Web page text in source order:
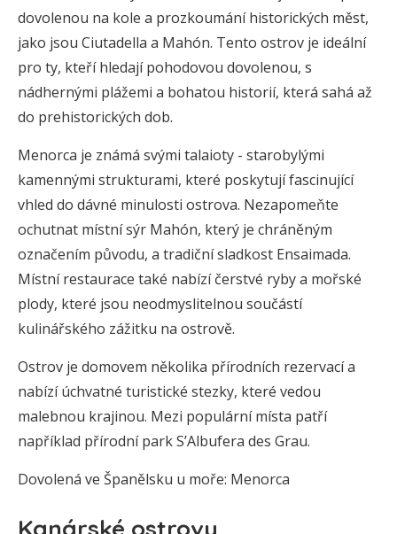
dovolenou na kole a prozkoumání historických měst,
jako jsou Ciutadella a Mahón. Tento ostrov je ideální
pro ty, kteří hledají pohodovou dovolenou, s
nádhernými plážemi a bohatou historií, která sahá až
do prehistorických dob.
Menorca je známá svými talaioty - starobylými
kamennými strukturami, které poskytují fascinující
vhled do dávné minulosti ostrova. Nezapomeňte
ochutnat místní sýr Mahón, který je chráněným
označením původu, a tradiční sladkost Ensaimada.
Místní restaurace také nabízí čerstvé ryby a mořské
plody, které jsou neodmyslitelnou součástí
kulinářského zážitku na ostrově.
Ostrov je domovem několika přírodních rezervací a
nabízí úchvatné turistické stezky, které vedou
malebnou krajinou. Mezi populární místa patří
například přírodní park S’Albufera des Grau.
Dovolená ve Španělsku u moře: Menorca
Kanárské ostrovy